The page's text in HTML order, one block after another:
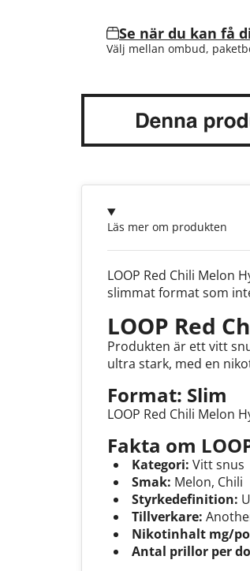
Se när du kan få
Välj mellan ombud,
Läs mer om produkten
LOOP Red Chili Melon
slimmat format som
LOOP Red
Produkten är ett vitt
ultra stark, med en
Format: Slim
LOOP Red Chili Melon
Fakta om
Kategori: Vitt snus
Smak: Melon, Chili
Styrkedefinition:
Tillverkare:
Nikotinhalt mg/
Antal prillor per